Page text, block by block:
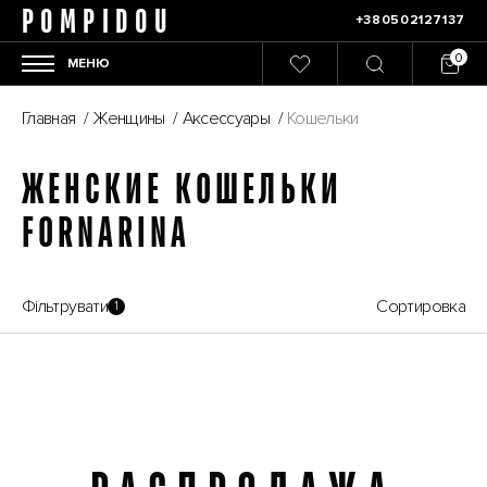
POMPIDOU +380502127137
МЕНЮ
Главная / Женщины / Аксессуары / Кошельки
ЖЕНСКИЕ КОШЕЛЬКИ
FORNARINA
Фільтрувати 1 Сортировка
Распродажа